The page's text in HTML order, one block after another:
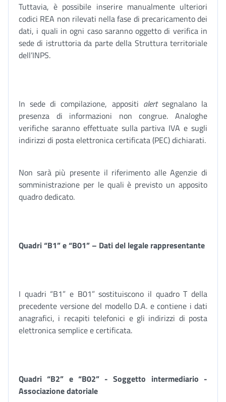
Tuttavia, è possibile inserire manualmente ulteriori
codici REA non rilevati nella fase di precaricamento dei
dati, i quali in ogni caso saranno oggetto di verifica in
sede di istruttoria da parte della Struttura territoriale
dell’INPS.
In sede di compilazione, appositi alertsegnalano la
presenza di informazioni non congrue. Analoghe
verifiche saranno effettuate sulla partiva IVA e sugli
indirizzi di posta elettronica certificata (PEC) dichiarati.
Non sarà più presente il riferimento alle Agenzie di
somministrazione per le quali è previsto un apposito
quadro dedicato.
Quadri “B1” e “B01” – Dati del legale rappresentante
I quadri “B1” e B01” sostituiscono il quadro T della
precedente versione del modello D.A. e contiene i dati
anagrafici, i recapiti telefonici e gli indirizzi di posta
elettronica semplice e certificata.
Quadri “B2” e “B02” - Soggetto intermediario -
Associazione datoriale